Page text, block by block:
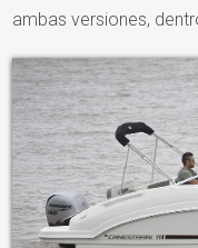
ambas versiones,